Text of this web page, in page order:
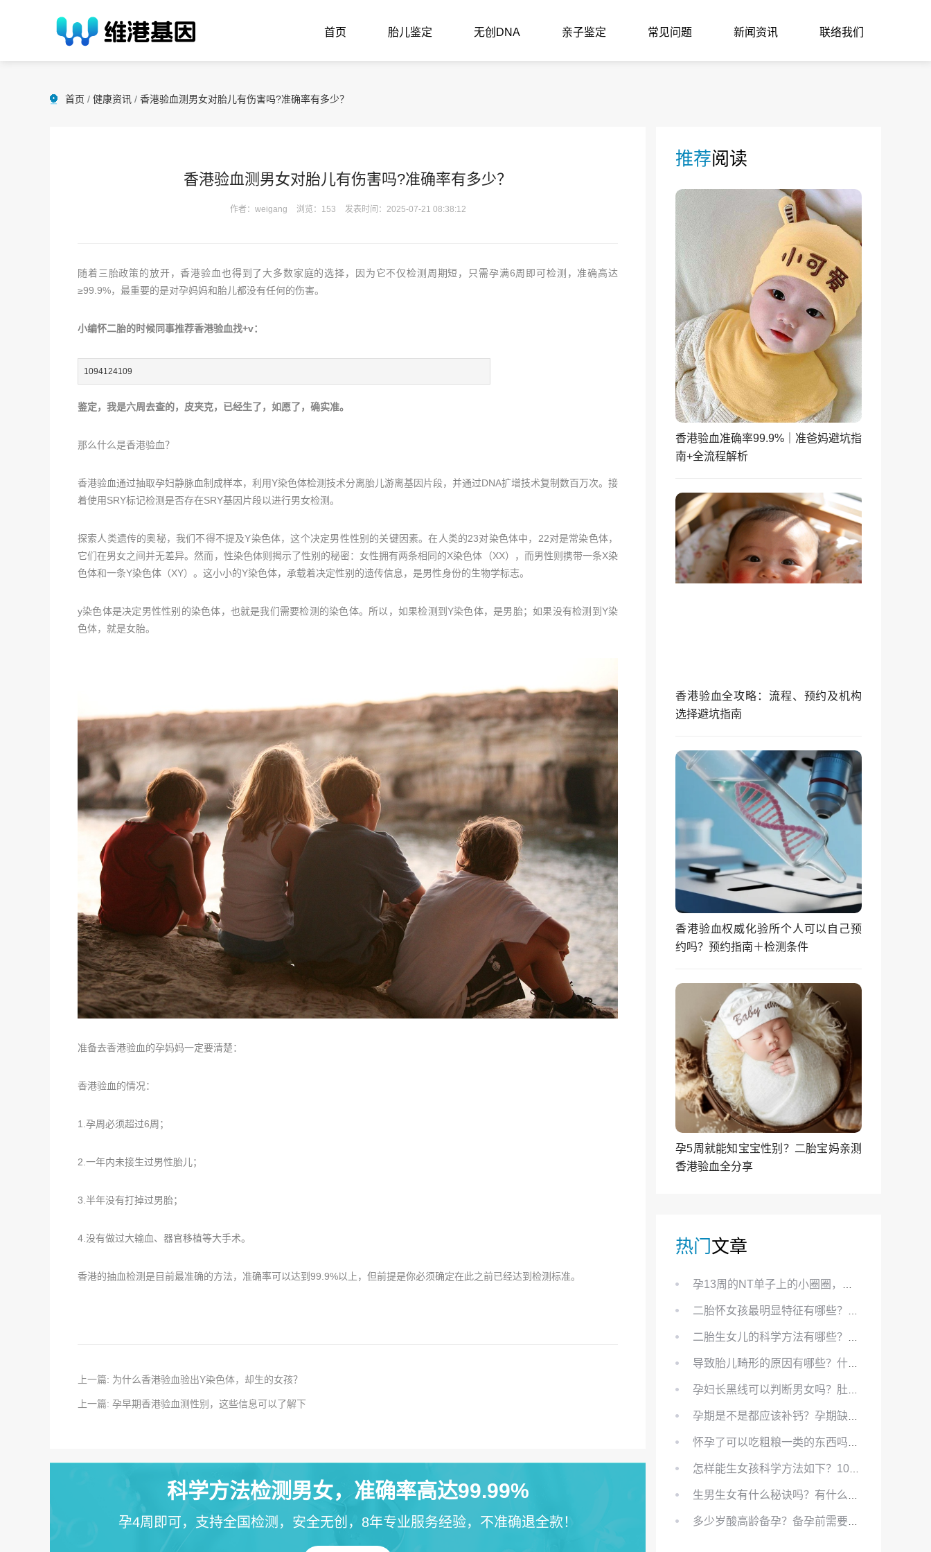
首页 胎儿鉴定 无创DNA 亲子鉴定 常见问题 新闻资讯 联络我们
首页 / 健康资讯 / 香港验血测男女对胎儿有伤害吗?准确率有多少？
香港验血测男女对胎儿有伤害吗?准确率有多少？
作者：weigang 浏览：153 发表时间：2025-07-21 08:38:12
随着三胎政策的放开，香港验血也得到了大多数家庭的选择，因为它不仅检测周期短，只需孕满6周即可检测，准确高达
≥99.9%，最重要的是对孕妈妈和胎儿都没有任何的伤害。
小编怀二胎的时候同事推荐香港验血找+v：
1094124109
鉴定，我是六周去查的，皮夹克，已经生了，如愿了，确实准。
那么什么是香港验血？
香港验血通过抽取孕妇静脉血制成样本，利用Y染色体检测技术分离胎儿游离基因片段，并通过DNA扩增技术复制数百万次。接
着使用SRY标记检测是否存在SRY基因片段以进行男女检测。
探索人类遗传的奥秘，我们不得不提及Y染色体，这个决定男性性别的关键因素。在人类的23对染色体中，22对是常染色体，
它们在男女之间并无差异。然而，性染色体则揭示了性别的秘密：女性拥有两条相同的X染色体（XX），而男性则携带一条X染
色体和一条Y染色体（XY）。这小小的Y染色体，承载着决定性别的遗传信息，是男性身份的生物学标志。
y染色体是决定男性性别的染色体，也就是我们需要检测的染色体。所以，如果检测到Y染色体，是男胎；如果没有检测到Y染
色体，就是女胎。
准备去香港验血的孕妈妈一定要清楚：
香港验血的情况：
1.孕周必须超过6周；
2.一年内未接生过男性胎儿；
3.半年没有打掉过男胎；
4.没有做过大输血、器官移植等大手术。
香港的抽血检测是目前最准确的方法，准确率可以达到99.9%以上，但前提是你必须确定在此之前已经达到检测标准。
上一篇: 为什么香港验血验出Y染色体，却生的女孩？
上一篇: 孕早期香港验血测性别，这些信息可以了解下
科学方法检测男女，准确率高达99.99%
孕4周即可，支持全国检测，安全无创，8年专业服务经验，不准确退全款！
推荐阅读
香港验血准确率99.9%｜准爸妈避坑指
南+全流程解析
香港验血全攻略：流程、预约及机构
选择避坑指南
香港验血权威化验所个人可以自己预
约吗？预约指南＋检测条件
孕5周就能知宝宝性别？二胎宝妈亲测
香港验血全分享
热门文章